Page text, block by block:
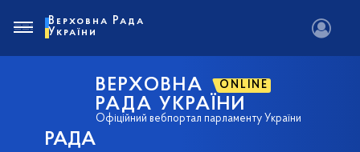
РАДА
ВЕРХОВНА ONLINE
РАДА УКРАЇНИ
Офіційний вебпортал парламенту України
Верховна Рада
України